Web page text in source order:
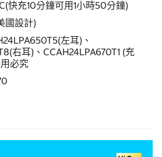
快充10分鐘可用1小時50分鐘)
國設計)
左耳)、
右耳)、CCAH24LPA670T1 (充
必究